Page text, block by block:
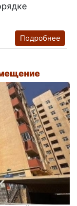
Подробнее